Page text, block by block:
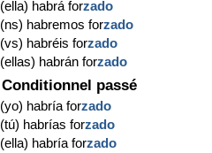
(ella) habrá forzado
(ns) habremos forzado
(vs) habréis forzado
(ellas) habrán forzado
Conditionnel passé
(yo) habría forzado
(tú) habrías forzado
(ella) habría forzado